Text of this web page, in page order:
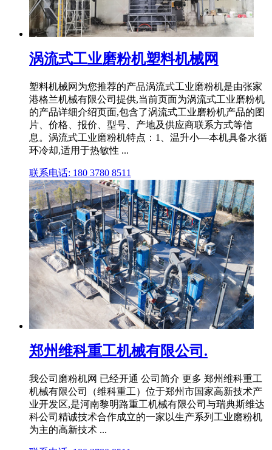
涡流式工业磨粉机塑料机械网
塑料机械网为您推荐的产品涡流式工业磨粉机是由张家
港格兰机械有限公司提供,当前页面为涡流式工业磨粉机
的产品详细介绍页面,包含了涡流式工业磨粉机产品的图
片、价格、报价、型号、产地及供应商联系方式等信
息。涡流式工业磨粉机特点：1、温升小—本机具备水循
环冷却,适用于热敏性 ...
联系电话: 180 3780 8511
郑州维科重工机械有限公司.
我公司磨粉机网 已经开通 公司简介 更多 郑州维科重工
机械有限公司（维科重工）位于郑州市国家高新技术产
业开发区,是河南黎明路重工机械有限公司与瑞典斯维达
科公司精诚技术合作成立的一家以生产系列工业磨粉机
为主的高新技术 ...